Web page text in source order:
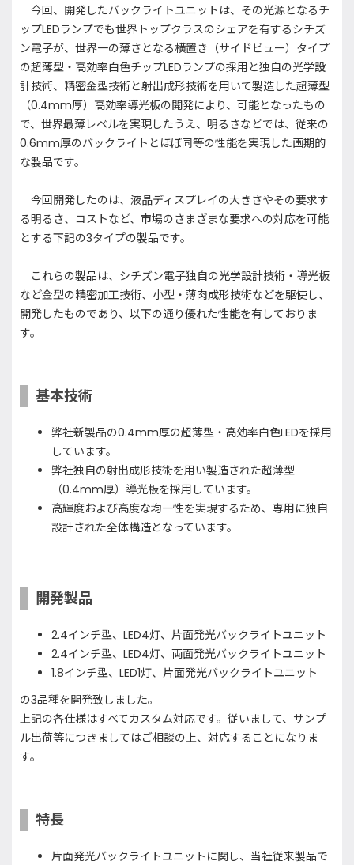
今回、開発したバックライトユニットは、その光源となるチ
ップLEDランプでも世界トップクラスのシェアを有するシチズ
ン電子が、世界一の薄さとなる横置き（サイドビュー）タイプ
の超薄型・高効率白色チップLEDランプの採用と独自の光学設
計技術、精密金型技術と射出成形技術を用いて製造した超薄型
（0.4mm厚）高効率導光板の開発により、可能となったもの
で、世界最薄レベルを実現したうえ、明るさなどでは、従来の
0.6mm厚のバックライトとほぼ同等の性能を実現した画期的
な製品です。
今回開発したのは、液晶ディスプレイの大きさやその要求す
る明るさ、コストなど、市場のさまざまな要求への対応を可能
とする下記の3タイプの製品です。
これらの製品は、シチズン電子独自の光学設計技術・導光板
など金型の精密加工技術、小型・薄肉成形技術などを駆使し、
開発したものであり、以下の通り優れた性能を有しておりま
す。
基本技術
弊社新製品の0.4mm厚の超薄型・高効率白色LEDを採用
しています。
弊社独自の射出成形技術を用い製造された超薄型
（0.4mm厚）導光板を採用しています。
高輝度および高度な均一性を実現するため、専用に独自
設計された全体構造となっています。
開発製品
2.4インチ型、LED4灯、片面発光バックライトユニット
2.4インチ型、LED4灯、両面発光バックライトユニット
1.8インチ型、LED1灯、片面発光バックライトユニット
の3品種を開発致しました。
上記の各仕様はすべてカスタム対応です。従いまして、サンプ
ル出荷等につきましてはご相談の上、対応することになりま
す。
特長
片面発光バックライトユニットに関し、当社従来製品で